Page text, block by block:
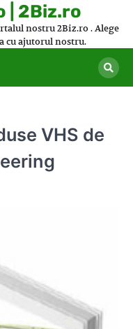
| 2Biz.ro
nostru 2Biz.ro . Alege
cu ajutorul nostru.
VHS de